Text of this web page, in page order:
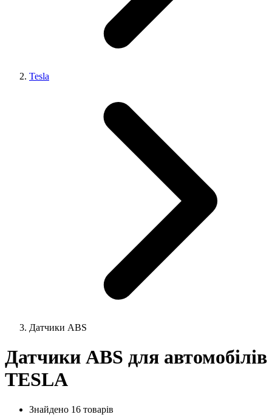
Tesla
Датчики ABS
Датчики ABS для автомобілів
TESLA
Знайдено 16 товарів